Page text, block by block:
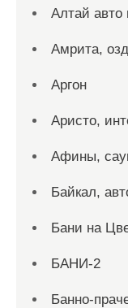
Алтай авто
Амрита,
Аргон
Аристо,
Афины,
Байкал,
Бани на
БАНИ-2
Банно-